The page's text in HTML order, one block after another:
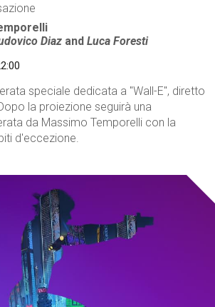
Diaz andLuca Foresti
speciale dedicata a "Wall-E", diretto
la proiezione seguirà una
da Massimo Temporelli con la
d'eccezione.